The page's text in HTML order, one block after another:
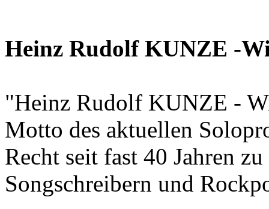
Heinz Rudolf KUNZE -
"Heinz Rudolf KUNZE -
Motto des aktuellen
Recht seit fast 40 Jahren
Songschreibern und